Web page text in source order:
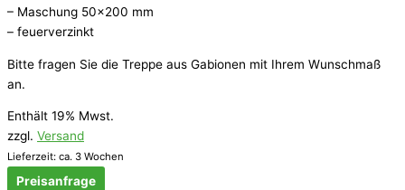
– Maschung 50×200 mm
– feuerverzinkt
Bitte fragen Sie die Treppe aus Gabionen mit Ihrem Wunschmaß
an.
Enthält 19% Mwst.
zzgl. Versand
Lieferzeit: ca. 3 Wochen
Preisanfrage